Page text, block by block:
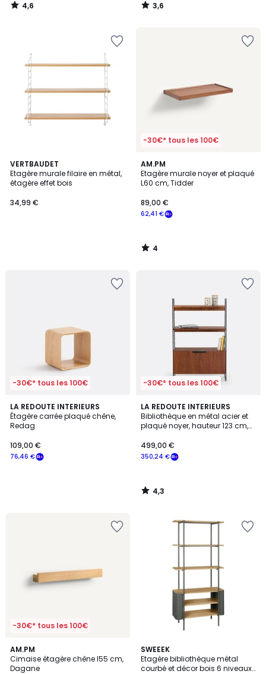
4,6
/
3,6
/
VERTBAUDET
Etagère murale filaire en métal,
étagère effet bois
34,99 €
-30€* tous les 100€
AM.PM
Etagère murale noyer et plaqué
L60 cm, Tidder
62,41 €
89,00 €
4
/
5
4
/
-30€* tous les 100€
LA REDOUTE INTERIEURS
Étagère carrée plaqué chêne,
Redag
76,46 €
109,00 €
-30€* tous les 100€
LA REDOUTE INTERIEURS
Bibliothèque en métal acier et
plaqué noyer, hauteur 123 cm,
350,24 €
499,00 €
4,3
/ 5
4,3
/
-30€* tous les 100€
AM.PM
Cimaise étagère chêne l55 cm,
Dagane
4,6
/ 5
SWEEEK
Etagère bibliothèque métal
courbé et décor bois 6 niveaux
5
/
5
3
Couleurs